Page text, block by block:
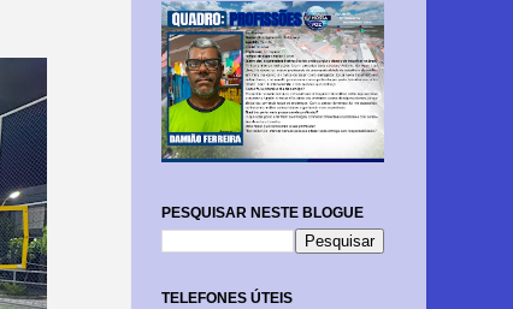
PESQUISAR NESTE BLOGUE
TELEFONES ÚTEIS